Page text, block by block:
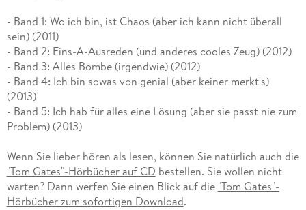
- Band 1: Wo ich bin, ist Chaos (aber ich kann nicht überall
sein) (2011)
- Band 2: Eins-A-Ausreden (und anderes cooles Zeug) (2012)
- Band 3: Alles Bombe (irgendwie) (2012)
- Band 4: Ich bin sowas von genial (aber keiner merkt's)
(2013)
- Band 5: Ich hab für alles eine Lösung (aber sie passt nie zum
Problem) (2013)
Wenn Sie lieber hören als lesen, können Sie natürlich auch die
"Tom Gates"-Hörbücher auf CD bestellen. Sie wollen nicht
warten? Dann werfen Sie einen Blick auf die "Tom Gates"-
Hörbücher zum sofortigen Download.